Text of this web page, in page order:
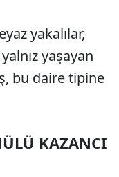
yakalılar,
yaşayan
bu daire tipine
KAZANCI